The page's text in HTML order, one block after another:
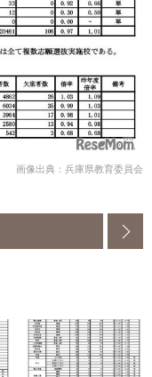
画像出典：兵庫県教育委員会